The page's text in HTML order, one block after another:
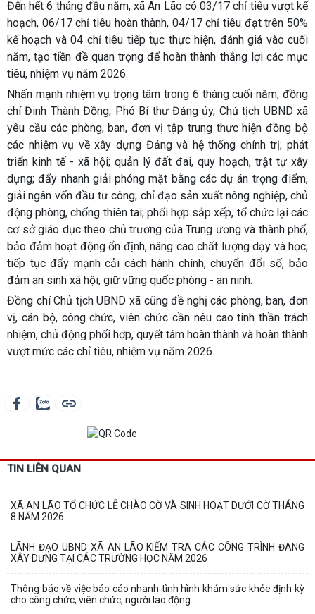
Đến hết 6 tháng đầu năm, xã An Lão có 03/17 chỉ tiêu vượt kế
hoạch, 06/17 chỉ tiêu hoàn thành, 04/17 chỉ tiêu đạt trên 50%
kế hoạch và 04 chỉ tiêu tiếp tục thực hiện, đánh giá vào cuối
năm, tạo tiền đề quan trọng để hoàn thành thắng lợi các mục
tiêu, nhiệm vụ năm 2026.
Nhấn mạnh nhiệm vụ trọng tâm trong 6 tháng cuối năm, đồng
chí Đinh Thành Đồng, Phó Bí thư Đảng ủy, Chủ tịch UBND xã
yêu cầu các phòng, ban, đơn vị tập trung thực hiện đồng bộ
các nhiệm vụ về xây dựng Đảng và hệ thống chính trị; phát
triển kinh tế - xã hội; quản lý đất đai, quy hoạch, trật tự xây
dựng; đẩy nhanh giải phóng mặt bằng các dự án trọng điểm,
giải ngân vốn đầu tư công; chỉ đạo sản xuất nông nghiệp, chủ
động phòng, chống thiên tai; phối hợp sắp xếp, tổ chức lại các
cơ sở giáo dục theo chủ trương của Trung ương và thành phố,
bảo đảm hoạt động ổn định, nâng cao chất lượng dạy và học;
tiếp tục đẩy mạnh cải cách hành chính, chuyển đổi số, bảo
đảm an sinh xã hội, giữ vững quốc phòng - an ninh.
Đồng chí Chủ tịch UBND xã cũng đề nghị các phòng, ban, đơn
vị, cán bộ, công chức, viên chức cần nêu cao tinh thần trách
nhiệm, chủ động phối hợp, quyết tâm hoàn thành và hoàn thành
vượt mức các chỉ tiêu, nhiệm vụ năm 2026.
TIN LIÊN QUAN
XÃ AN LÃO TỔ CHỨC LỄ CHÀO CỜ VÀ SINH HOẠT DƯỚI CỜ THÁNG
8 NĂM 2026.
LÃNH ĐẠO UBND XÃ AN LÃO KIỂM TRA CÁC CÔNG TRÌNH ĐANG
XÂY DỰNG TẠI CÁC TRƯỜNG HỌC NĂM 2026
Thông báo về việc báo cáo nhanh tình hình khám sức khỏe định kỳ
cho công chức, viên chức, người lao động